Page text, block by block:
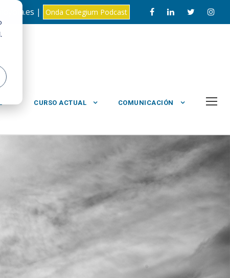
| Onda Collegium Podcast
CURSO ACTUAL COMUNICACIÓN